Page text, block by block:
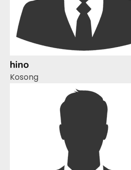
hino
Kosong